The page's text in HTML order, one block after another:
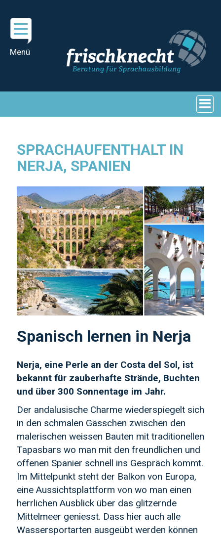
SPRACHAUFENTHALT IN
NERJA, SPANIEN
Spanisch lernen in Nerja
Nerja, eine Perle an der Costa del Sol, ist
bekannt für zauberhafte Strände, Buchten
und über 300 Sonnentage im Jahr.
Der andalusische Charme wiederspiegelt sich
in den schmalen Gässchen zwischen den
malerischen weissen Bauten mit traditionellen
Tapasbars wo man mit den freundlichen und
offenen Spanier schnell ins Gespräch kommt.
Im Mittelpunkt steht der Balkon von Europa,
eine Aussichtsplattform von wo man einen
herrlichen Ausblick über das glitzernde
Mittelmeer geniesst. Dass hier auch alle
Wassersportarten ausgeübt werden können